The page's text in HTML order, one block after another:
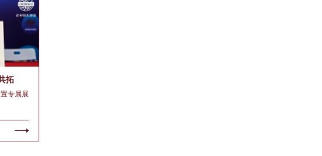
拓
专属展